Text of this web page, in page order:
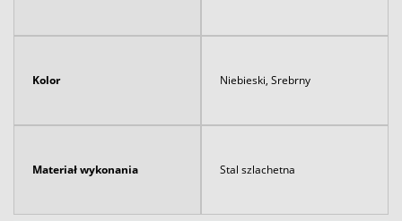
Kolor Niebieski, Srebrny
Materiał wykonania Stal szlachetna